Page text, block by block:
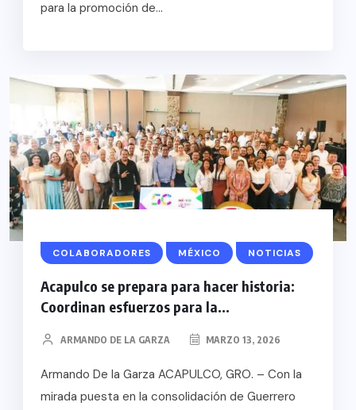
para la promoción de...
COLABORADORES MÉXICO NOTICIAS
Acapulco se prepara para hacer historia:
Coordinan esfuerzos para la...
ARMANDO DE LA GARZA MARZO 13, 2026
Armando De la Garza ACAPULCO, GRO. – Con la
mirada puesta en la consolidación de Guerrero